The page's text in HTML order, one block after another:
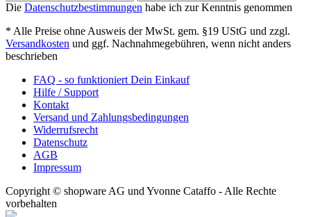
Die Datenschutzbestimmungen habe ich zur Kenntnis genommen
* Alle Preise ohne Ausweis der MwSt. gem. §19 UStG und zzgl.
Versandkosten und ggf. Nachnahmegebühren, wenn nicht anders
beschrieben
FAQ - so funktioniert Dein Einkauf
Hilfe / Support
Kontakt
Versand und Zahlungsbedingungen
Widerrufsrecht
Datenschutz
AGB
Impressum
Copyright © shopware AG und Yvonne Cataffo - Alle Rechte
vorbehalten